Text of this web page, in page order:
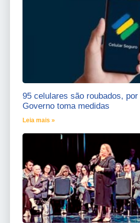
95 celulares são roubados,
Governo toma medidas
Leia mais »